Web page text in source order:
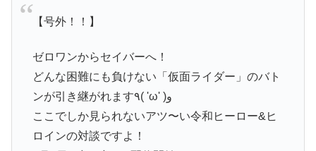
【号外！！】
ゼロワンからセイバーへ！
どんな困難にも負けない「仮面ライダー」のバト
ンが引き継がれます٩( 'ω' )و
ここでしか見られないアツ〜い令和ヒーロー&ヒ
ロインの対談ですよ！